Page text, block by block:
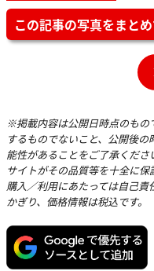
この記事の写真をまと
※掲載内容は公開日時点のもの
するものでないこと、公開後
能性があることをご了承くだ
サイトがその品質等を十全に
購入／利用にあたっては自己
かぎり、価格情報は税込です。